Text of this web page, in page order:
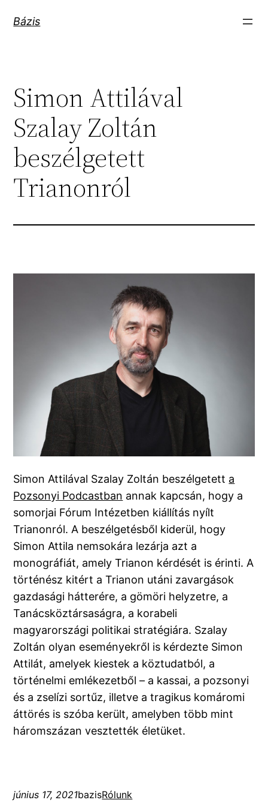
Bázis
Simon Attilával
Szalay Zoltán
beszélgetett
Trianonról
Simon Attilával Szalay Zoltán beszélgetett a
Pozsonyi Podcastban annak kapcsán, hogy a
somorjai Fórum Intézetben kiállítás nyílt
Trianonról. A beszélgetésből kiderül, hogy
Simon Attila nemsokára lezárja azt a
monográfiát, amely Trianon kérdését is érinti. A
történész kitért a Trianon utáni zavargások
gazdasági hátterére, a gömöri helyzetre, a
Tanácsköztársaságra, a korabeli
magyarországi politikai stratégiára. Szalay
Zoltán olyan eseményekről is kérdezte Simon
Attilát, amelyek kiestek a köztudatból, a
történelmi emlékezetből – a kassai, a pozsonyi
és a zselízi sortűz, illetve a tragikus komáromi
áttörés is szóba került, amelyben több mint
háromszázan vesztették életüket.
június 17, 2021bazisRólunk